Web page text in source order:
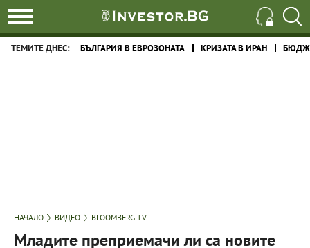
ТЕМИТЕ ДНЕС: БЪЛГАРИЯ В ЕВРОЗОНАТА КРИЗАТА В ИРАН
НАЧАЛО ВИДЕО BLOOMBERG TV
Младите преприемачи ли са новите